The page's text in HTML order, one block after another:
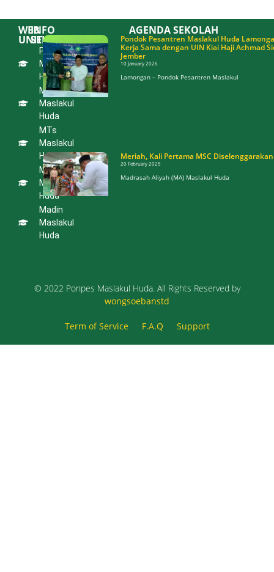
WEB
UNIT
PAUD
Maslakul
Huda
MI
Maslakul
Huda
MTs
Maslakul
Huda
MA
Maslakul
Huda
Madin
Maslakul
Huda
INFO
SEKOLAH
Pondok
Pesantren
Maslakul
Huda
Lamongan
Jalin Kerja
Sama
dengan
UIN Kiai
Haji
Achmad
Siddiq
Jember
10 January 2026
Lamongan –
Pondok
Pesantren
Maslakul
Meriah, Kali
Pertama MSC
Diselenggarakan
AGENDA SEKOLAH
Pondok Pesantren Maslakul Huda
Kerja Sama dengan UIN Kiai Haji Achmad
Jember
10 January 2026
Lamongan – Pondok Pesantren Maslakul
Meriah, Kali Pertama MSC Diselenggarakan
20 February 2025
Madrasah Aliyah (MA) Maslakul Huda
© 2022 Ponpes Maslakul Huda. All Rights Reserved by
wongsoebanstd
Term of Service F.A.Q Support